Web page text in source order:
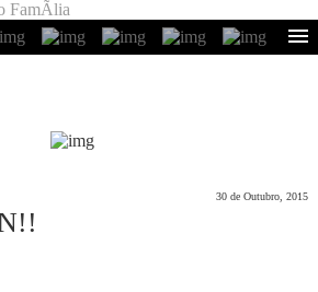
FamÃ­lia
30 de Outubro, 2015